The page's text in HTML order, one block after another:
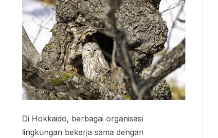
Di Hokkaido, berbagai organisasi
lingkungan bekerja sama dengan